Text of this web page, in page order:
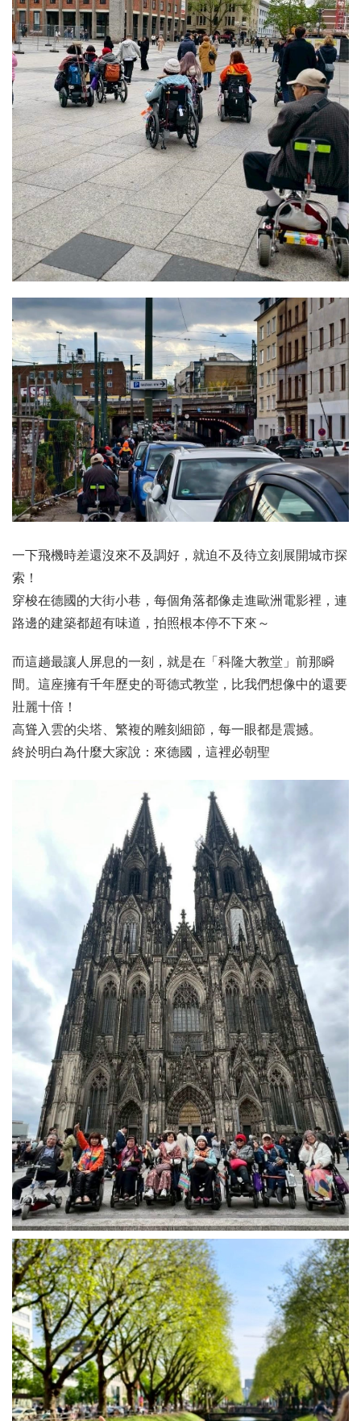
一下飛機時差還沒來不及調好，就迫不及待立刻展開城市探
索！
穿梭在德國的大街小巷，每個角落都像走進歐洲電影裡，連
路邊的建築都超有味道，拍照根本停不下來～
而這趟最讓人屏息的一刻，就是在「科隆大教堂」前那瞬
間。這座擁有千年歷史的哥德式教堂，比我們想像中的還要
壯麗十倍！
高聳入雲的尖塔、繁複的雕刻細節，每一眼都是震撼。
終於明白為什麼大家說：來德國，這裡必朝聖